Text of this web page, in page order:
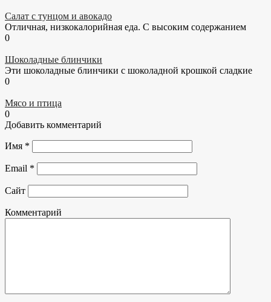
Салат с тунцом и авокадо
Отличная, низкокалорийная еда. С высоким содержанием
0
Шоколадные блинчики
Эти шоколадные блинчики с шоколадной крошкой сладкие
0
Мясо и птица
0
Добавить комментарий
Имя *
Email *
Сайт
Комментарий